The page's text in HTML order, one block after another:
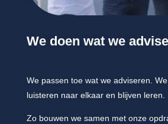
We doen wat we
We passen toe wat we adviseren.
luisteren naar elkaar en blijven leren.
Zo bouwen we samen met onze